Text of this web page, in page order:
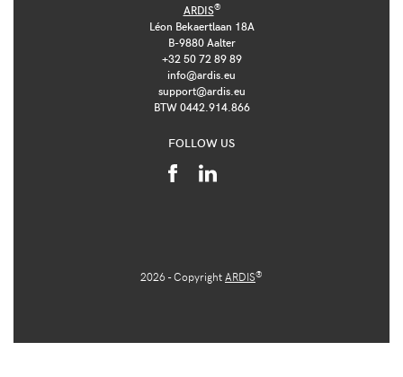
ARDIS®
Léon Bekaertlaan 18A
B-9880 Aalter
+32 50 72 89 89
info@ardis.eu
support@ardis.eu
BTW 0442.914.866
FOLLOW US
2026 - CopyrightARDIS®